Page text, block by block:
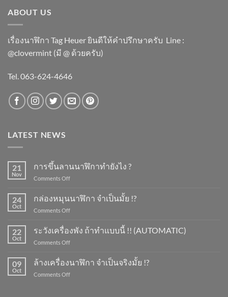
ABOUT US
เรื่องนาฬิกา Tag Heuer ยินดีให้คำปรึกษาครับ ​Line :
@clovermint (มี @ ด้วยครับ)
Tel. 063-624-4646
LATEST NEWS
21
Nov
การขึ้นลานนาฬิกาทำยังไง ?
Comments Offon
ลาน
นาฬิกา
ยัง
24
Oct
กล่องหมุนนาฬิกา จำเป็นมั้ย !?
Comments Offon
หมุน
นาฬิกา
จำเป็น
!?
22
Oct
ระวังเครื่องพัง ถ้าทำแบบนี้ !! (AUTOMATIC)
Comments Offon
เครื่อง
พัง
ถ้า
09
Oct
ล้างเครื่องนาฬิกา จำเป็นจริงมั้ย !?
Comments Offon